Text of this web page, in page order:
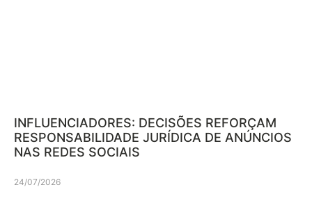
INFLUENCIADORES: DECISÕES REFORÇAM
RESPONSABILIDADE JURÍDICA DE ANÚNCIOS
NAS REDES SOCIAIS
24/07/2026